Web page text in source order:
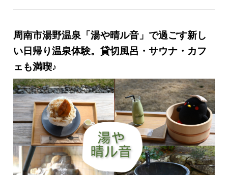
非日常を満喫できる魅力が満載です。犬連れファミ
場所です。今回は、妻と3歳の子どもと一緒に過ご
した1泊2日の様子を紹介していきます。
※この記
事の情報は2025年10月時点のものです。
周南市湯野温泉「湯や晴ル音」で過ごす新し
い日帰り温泉体験。貸切風呂・サウナ・カフ
ェも満喫♪